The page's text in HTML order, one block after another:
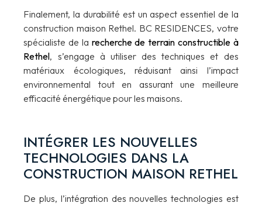
Finalement, la durabilité est un aspect essentiel de la
construction maison Rethel. BC RESIDENCES, votre
spécialiste de la recherche de terrain constructible à
Rethel, s’engage à utiliser des techniques et des
matériaux écologiques, réduisant ainsi l’impact
environnemental tout en assurant une meilleure
efficacité énergétique pour les maisons.
INTÉGRER LES NOUVELLES
TECHNOLOGIES DANS LA
CONSTRUCTION MAISON RETHEL
De plus, l’intégration des nouvelles technologies est